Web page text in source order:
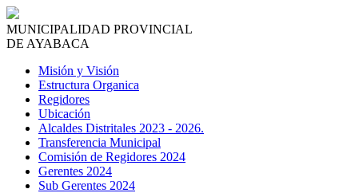
MUNICIPALIDAD PROVINCIAL
DE AYABACA
Misión y Visión
Estructura Organica
Regidores
Ubicación
Alcaldes Distritales 2023 - 2026.
Transferencia Municipal
Comisión de Regidores 2024
Gerentes 2024
Sub Gerentes 2024